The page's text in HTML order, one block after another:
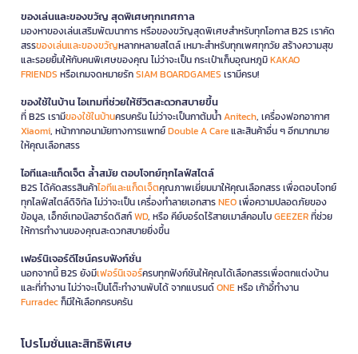
ของเล่นและของขวัญ สุดพิเศษทุกเทศกาล
มองหาของเล่นเสริมพัฒนาการ หรือของขวัญสุดพิเศษสำหรับทุกโอกาส B2S เราคัด
สรรของเล่นและของขวัญหลากหลายสไตล์ เหมาะสำหรับทุกเพศทุกวัย สร้างความสุข
และรอยยิ้มให้กับคนพิเศษของคุณ ไม่ว่าจะเป็น กระเป๋าเก็บอุณหภูมิKAKAO
FRIENDS หรือเกมจดหมายรักSIAM BOARDGAMES เรามีครบ!
ของใช้ในบ้าน ไอเทมที่ช่วยให้ชีวิตสะดวกสบายขึ้น
ที่ B2S เรามีของใช้ในบ้านครบครัน ไม่ว่าจะเป็นกาต้มน้ำAnitech, เครื่องฟอกอากาศ
Xiaomi, หน้ากากอนามัยทางการแพทย์Double A Careและสินค้าอื่น ๆ อีกมากมาย
ให้คุณเลือกสรร
ไอทีและแก็ดเจ็ต ล้ำสมัย ตอบโจทย์ทุกไลฟ์สไตล์
B2S ได้คัดสรรสินค้าไอทีและแก็ดเจ็ตคุณภาพเยี่ยมมาให้คุณเลือกสรร เพื่อตอบโจทย์
ทุกไลฟ์สไตล์ดิจิทัล ไม่ว่าจะเป็น เครื่องทำลายเอกสารNEOเพื่อความปลอดภัยของ
ข้อมูล, เอ็กซ์เทอนัลฮาร์ดดิสก์WD, หรือ คีย์บอร์ดไร้สายเมาส์คอมโบGEEZERที่ช่วย
ให้การทำงานของคุณสะดวกสบายยิ่งขึ้น
เฟอร์นิเจอร์ดีไซน์ครบฟังก์ชั่น
นอกจากนี้ B2S ยังมีเฟอร์นิเจอร์ครบทุกฟังก์ชันให้คุณได้เลือกสรรเพื่อตกแต่งบ้าน
และที่ทำงาน ไม่ว่าจะเป็นโต๊ะทำงานพับได้ จากแบรนด์ONEหรือ เก้าอี้ทำงาน
Furradecก็มีให้เลือกครบครัน
โปรโมชั่นและสิทธิพิเศษ